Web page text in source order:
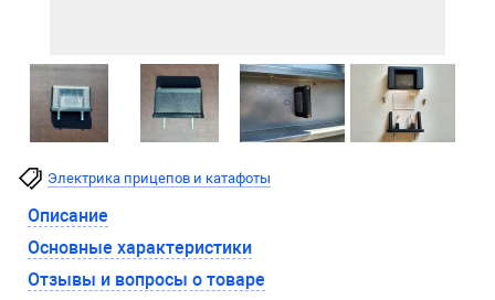
Электрика прицепов и катафоты
Описание
Основные характеристики
Отзывы и вопросы о товаре